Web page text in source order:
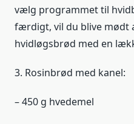
vælg programmet til
færdigt, vil du blive mødt
hvidløgsbrød med en
3. Rosinbrød med kanel:
– 450 g hvedemel